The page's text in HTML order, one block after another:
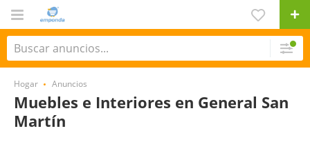
Hogar Anuncios
Muebles e Interiores en General San
Martín